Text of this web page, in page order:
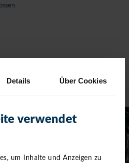
Details Über Cookies
verwendet
um Inhalte und Anzeigen zu